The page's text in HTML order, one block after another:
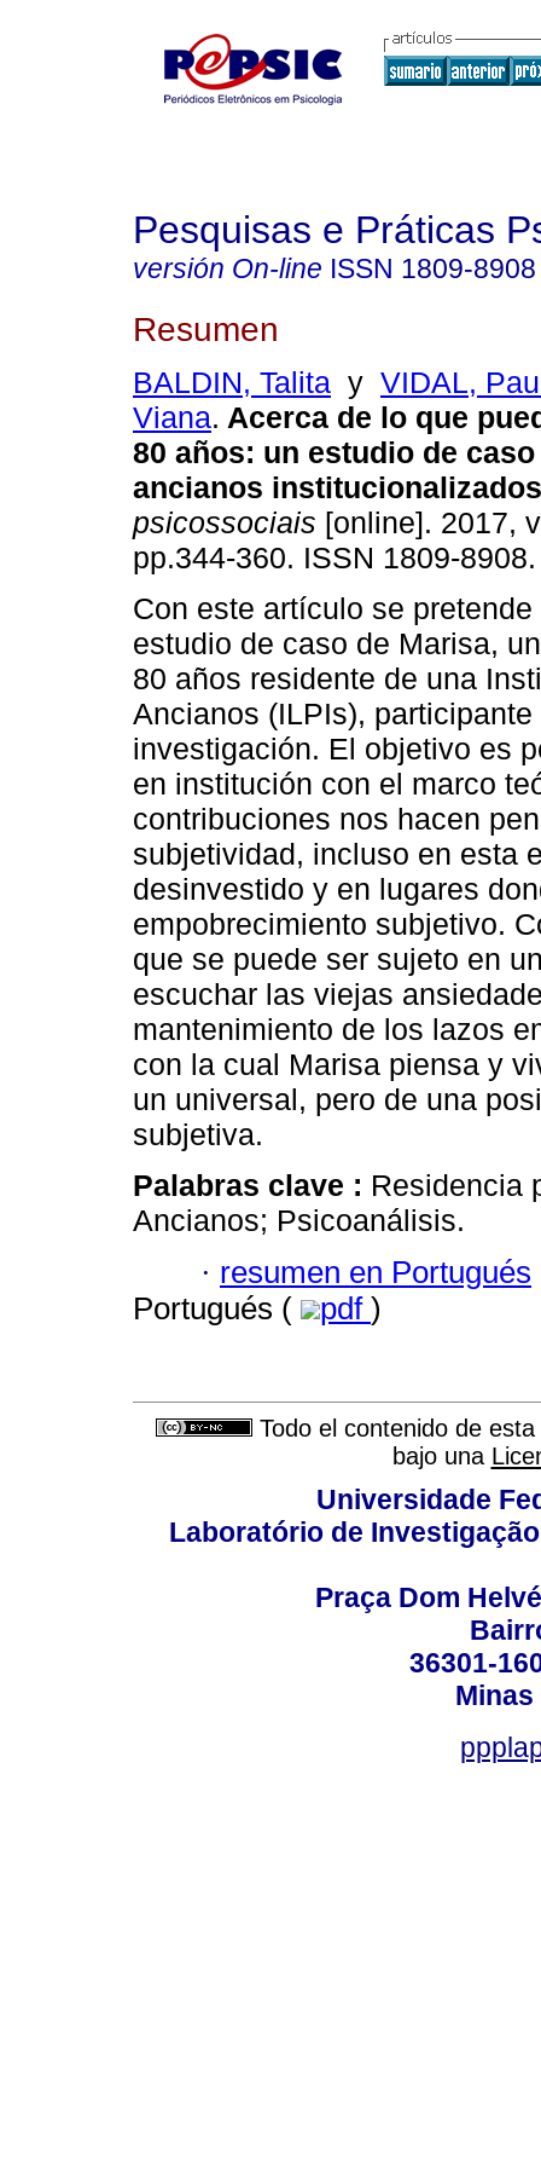
Pesquisas e Práticas
versión On-line ISSN 1809-8908
Resumen
BALDIN, Talita y VIDAL,
Viana. Acerca de lo que
80 años: un estudio de
ancianos institucionalizados
psicossociais [online]. 2017,
pp.344-360. ISSN 1809-8908.
Con este artículo se pretende
estudio de caso de Marisa,
80 años residente de una
Ancianos (ILPIs), participante
investigación. El objetivo es
en institución con el marco
contribuciones nos hacen
subjetividad, incluso en esta
desinvestido y en lugares
empobrecimiento subjetivo.
que se puede ser sujeto en
escuchar las viejas
mantenimiento de los lazos
con la cual Marisa piensa y
un universal, pero de una
subjetiva.
Palabras clave : Residencia
Ancianos; Psicoanálisis.
· resumen en Portugués
Portugués (
pdf )
Todo el contenido de
bajo una
Universidade
Laboratório de
Praça Dom
36301-